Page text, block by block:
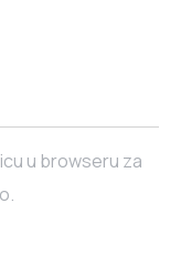
u browseru za